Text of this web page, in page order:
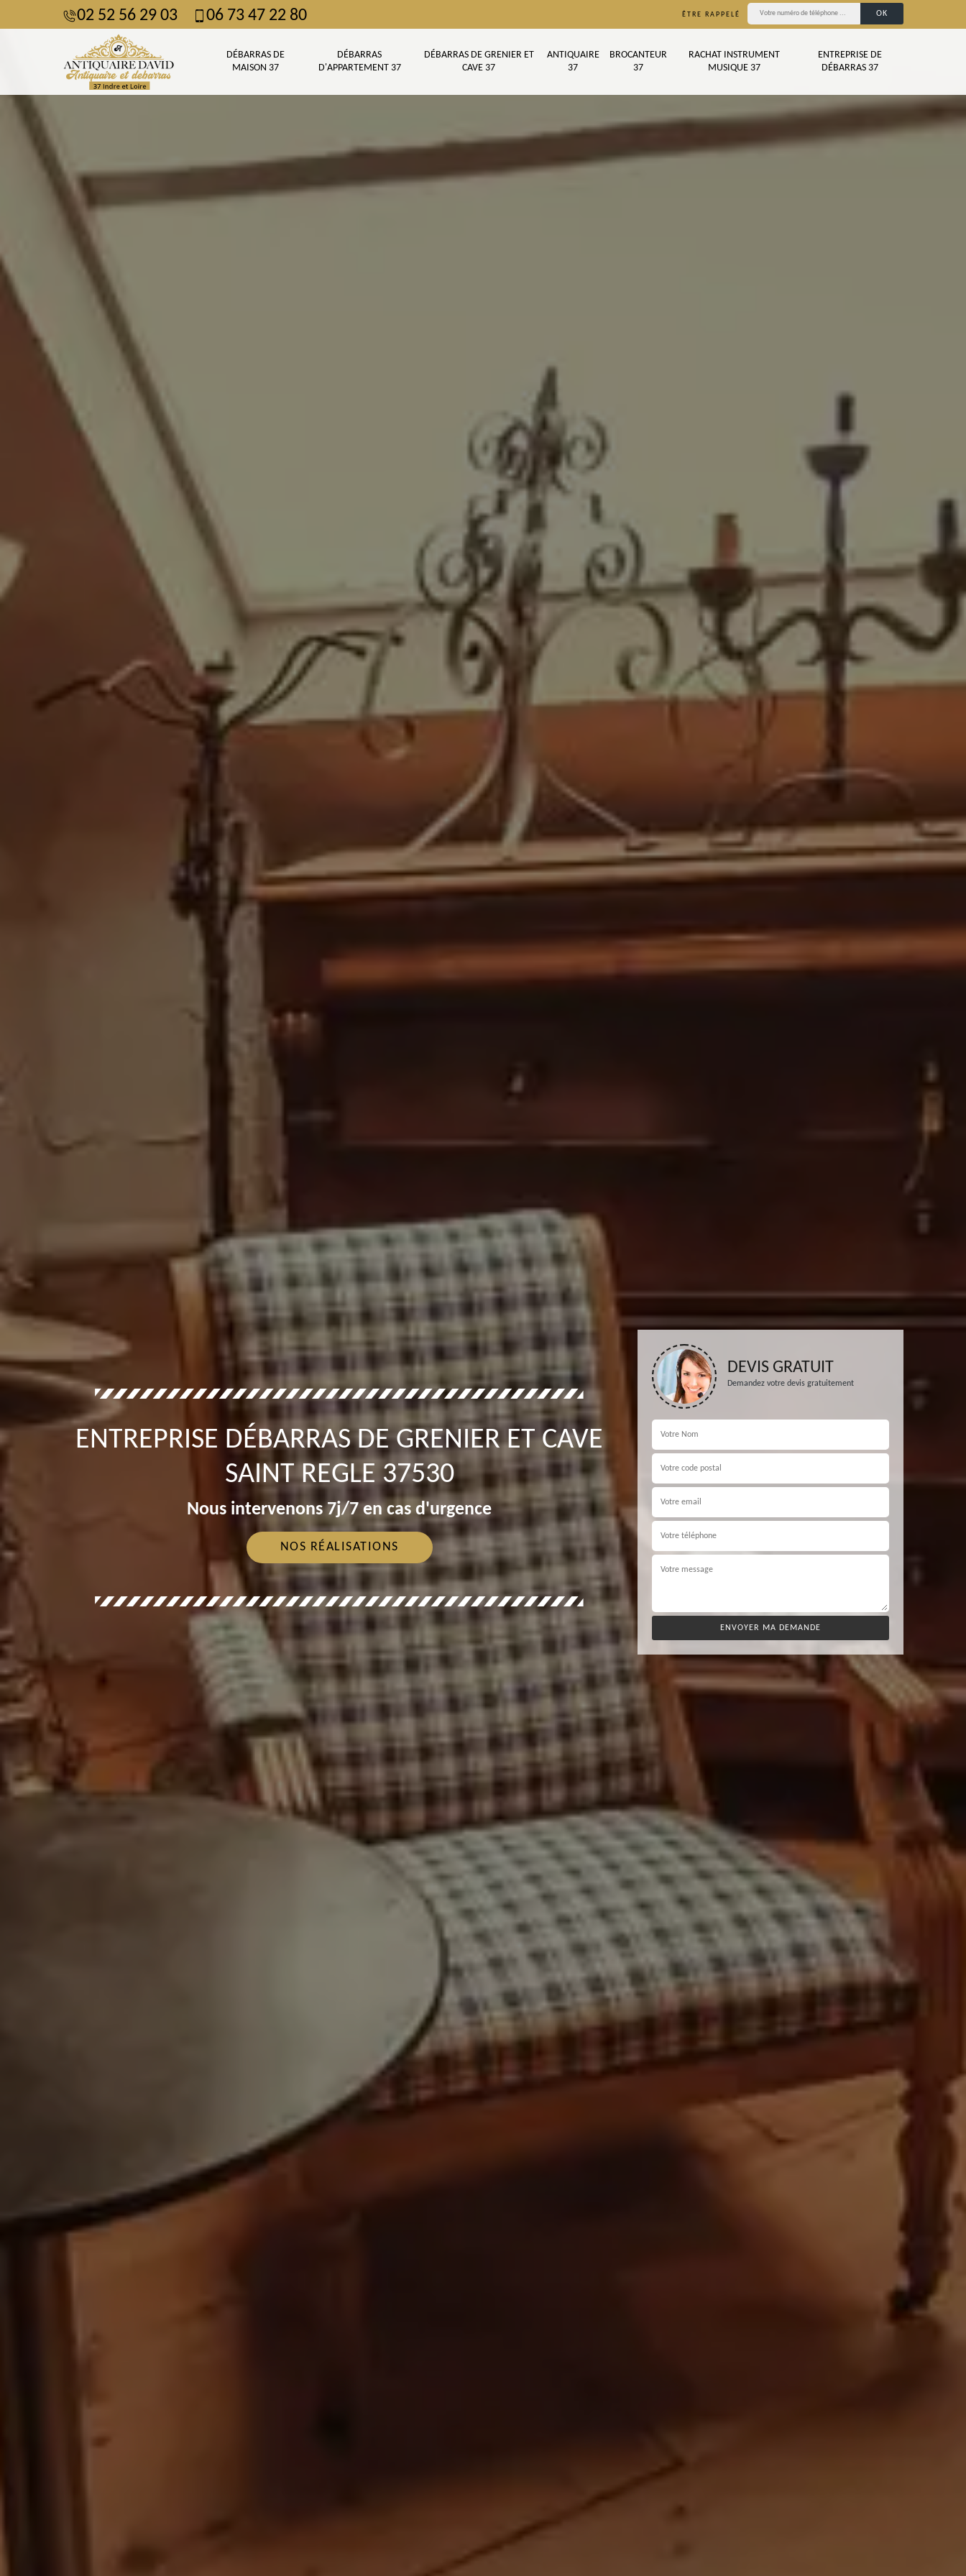
02 52 56 29 03 06 73 47 22 80 ÊTRE RAPPELÉ
DÉBARRAS DE
MAISON 37
DÉBARRAS
D'APPARTEMENT 37
DÉBARRAS DE GRENIER ET
CAVE 37
ANTIQUAIRE
37
BROCANTEUR
37
RACHAT INSTRUMENT
MUSIQUE 37
ENTREPRISE DE
DÉBARRAS 37
ENTREPRISE DÉBARRAS DE GRENIER ET CAVE
SAINT REGLE 37530
Nous intervenons 7j/7 en cas d'urgence
NOS RÉALISATIONS
DEVIS GRATUIT
Demandez votre devis gratuitement